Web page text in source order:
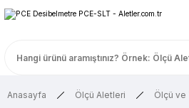
Anasayfa Ölçü Aletleri Ölçü ve